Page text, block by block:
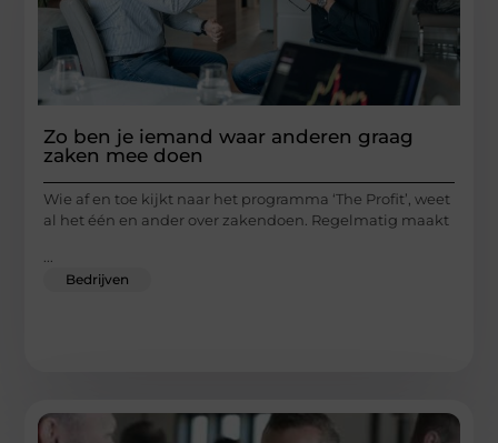
Zo ben je iemand waar anderen graag
zaken mee doen
Wie af en toe kijkt naar het programma ‘The Profit’, weet
al het één en ander over zakendoen. Regelmatig maakt
Bedrijven